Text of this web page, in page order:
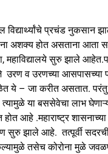
विद्यार्थ्यांचे प्रचंड
अशक्य होत असताना आता
सुरु झाले
व उरणच्या आसपासच्या
ये – जा करीत असतात. परंतु
या बससेवेचा लाभ घेणाऱ्या
आहे .महाराष्ट्र
सुरु झाले आहे. तत्पूर्वी
तसेच कोरोना मुळे